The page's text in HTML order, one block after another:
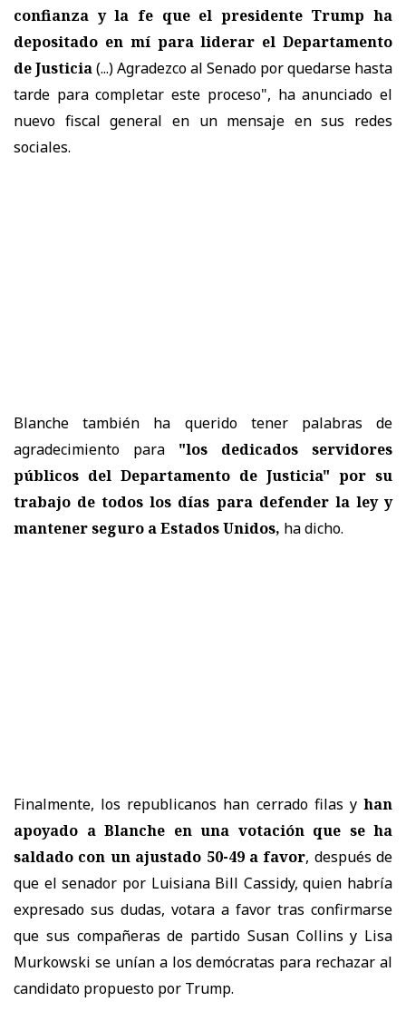
confianza y la fe que el presidente Trump ha
depositado en mí para liderar el Departamento
de Justicia(...) Agradezco al Senado por quedarse hasta
tarde para completar este proceso", ha anunciado el
nuevo fiscal general en un mensaje en sus redes
sociales.
Blanche también ha querido tener palabras de
agradecimiento para "los dedicados servidores
públicos del Departamento de Justicia" por su
trabajo de todos los días para defender la ley y
mantener seguro a Estados Unidos, ha dicho.
Finalmente, los republicanos han cerrado filas y han
apoyado a Blanche en una votación que se ha
saldado con un ajustado 50-49 a favor, después de
que el senador por Luisiana Bill Cassidy, quien habría
expresado sus dudas, votara a favor tras confirmarse
que sus compañeras de partido Susan Collins y Lisa
Murkowski se unían a los demócratas para rechazar al
candidato propuesto por Trump.